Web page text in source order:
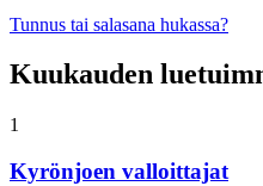
Tunnus tai salasana hukassa?
Kuukauden
1
Kyrönjoen valloittajat